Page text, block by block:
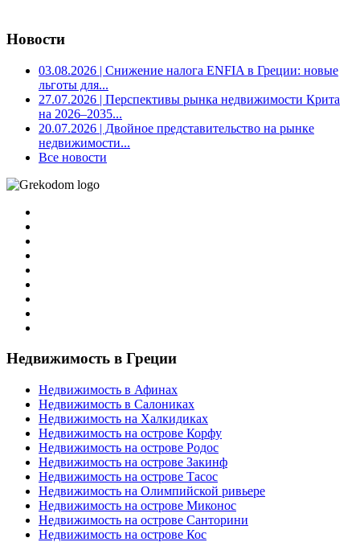
Новости
03.08.2026 | Снижение налога ENFIA в Греции: новые
льготы для...
27.07.2026 | Перспективы рынка недвижимости Крита
на 2026–2035...
20.07.2026 | Двойное представительство на рынке
недвижимости...
Все новости
Недвижимость в Греции
Недвижимость в Афинах
Недвижимость в Салониках
Недвижимость на Халкидиках
Недвижимость на острове Корфу
Недвижимость на острове Родос
Недвижимость на острове Закинф
Недвижимость на острове Тасос
Недвижимость на Олимпийской ривьере
Недвижимость на острове Миконос
Недвижимость на острове Санторини
Недвижимость на острове Кос